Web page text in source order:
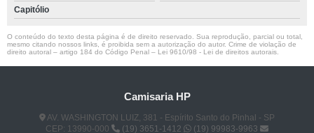
Capitólio
O conteúdo do texto desta página é de direito reservado. Sua reprodução, parcial ou total,
mesmo citando nossos links, é proibida sem a autorização do autor. Crime de violação de
direito autoral – artigo 184 do Código Penal – Lei 9610/98 - Lei de direitos autorais
Camisaria HP
AV. WASHINGTON LUIZ, 381 - Espírito Santo do Pinhal - SP
CEP: 13990-000
(19) 3651-1412
(19) 99983-9963